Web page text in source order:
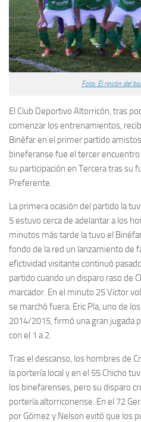
Foto: El rincón del
El Club Deportivo Altorricón, tras
comenzar los entrenamientos,
Binéfar en el primer partido
bineferanse fue el tercer
su participación en Tercera tras su
Preferente.
La primera ocasión del partido la
5 estuvo cerca de adelantar a los
minutos más tarde la tuvo el
fondo de la red un lanzamiento de
efictividad visitante continuó
partido cuando un disparo raso de
marcador. En el minuto 25 Víctor
se marchó fuera. Eric Pla, uno de
2014/2015, firmó una gran jugada
con el 1 a 2.
Tras el descanso, los hombres de
la portería local y en el 55 Chicho
los binefarenses, pero su disparo
portería altorriconense. En el 72
por Gómez y Nelson evitó que los